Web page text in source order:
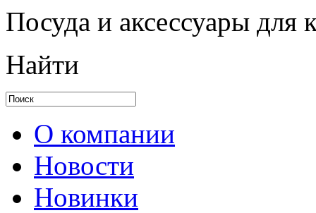
Посуда и аксессуары для
Найти
О компании
Новости
Новинки